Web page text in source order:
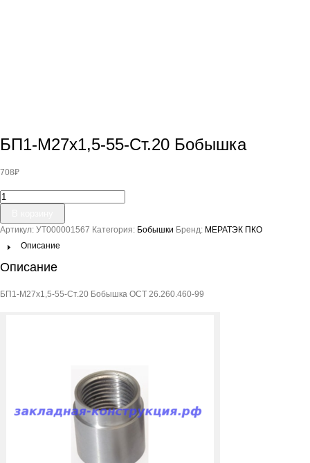
БП1-М27х1,5-55-Ст.20 Бобышка
708₽
Количество
товара
БП1-
М27х1,5-
55-
Бобышка
Артикул: УТ000001567 Категория: Бобышки Бренд: МЕРАТЭК ПКО
Описание
Описание
БП1-М27х1,5-55-Ст.20 Бобышка ОСТ 26.260.460-99